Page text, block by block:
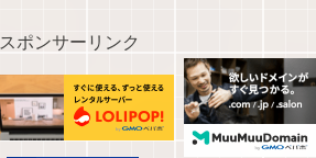
スポンサーリンク